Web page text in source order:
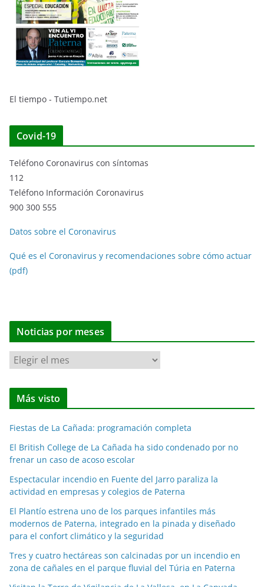
El tiempo - Tutiempo.net
Covid-19
Teléfono Coronavirus con síntomas
112
Teléfono Información Coronavirus
900 300 555
Datos sobre el Coronavirus
Qué es el Coronavirus y recomendaciones sobre cómo actuar
(pdf)
Noticias por meses
N
t
i
a
s
p
o
r
m
e
s
e
Más visto
Fiestas de La Cañada: programación completa
El British College de La Cañada ha sido condenado por no
frenar un caso de acoso escolar
Espectacular incendio en Fuente del Jarro paraliza la
actividad en empresas y colegios de Paterna
El Plantío estrena uno de los parques infantiles más
modernos de Paterna, integrado en la pinada y diseñado
para el confort climático y la seguridad
Tres y cuatro hectáreas son calcinadas por un incendio en
zona de cañales en el parque fluvial del Túria en Paterna